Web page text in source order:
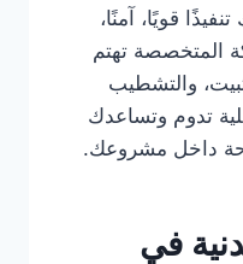
قويًا، آمنًا،
المتخصصة تهتم
والتشطيب
تدوم وتساعدك
داخل مشروعك.
في